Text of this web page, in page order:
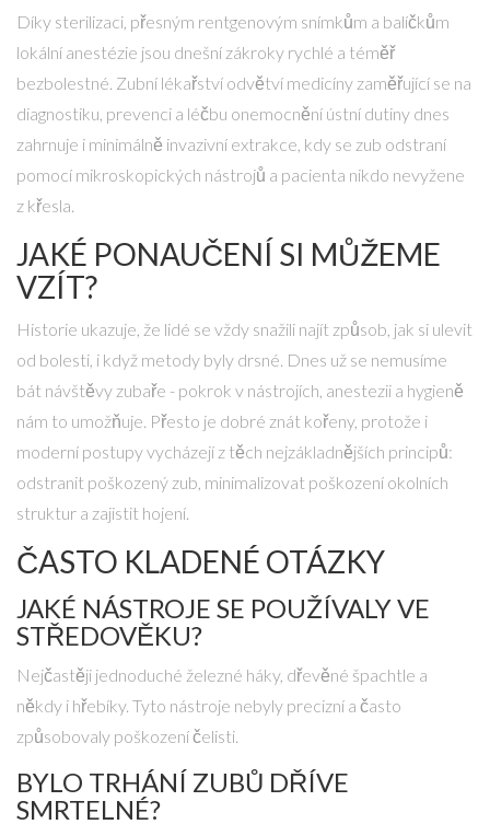
Díky sterilizaci, přesným rentgenovým snímkům a balíčkům
lokální anestézie jsou dnešní zákroky rychlé a téměř
bezbolestné. Zubní lékařství odvětví medicíny zaměřující se na
diagnostiku, prevenci a léčbu onemocnění ústní dutiny dnes
zahrnuje i minimálně invazivní extrakce, kdy se zub odstraní
pomocí mikroskopických nástrojů a pacienta nikdo nevyžene
z křesla.
JAKÉ PONAUČENÍ SI MŮŽEME
VZÍT?
Historie ukazuje, že lidé se vždy snažili najít způsob, jak si ulevit
od bolesti, i když metody byly drsné. Dnes už se nemusíme
bát návštěvy zubaře - pokrok v nástrojích, anestezii a hygieně
nám to umožňuje. Přesto je dobré znát kořeny, protože i
moderní postupy vycházejí z těch nejzákladnějších principů:
odstranit poškozený zub, minimalizovat poškození okolních
struktur a zajistit hojení.
ČASTO KLADENÉ OTÁZKY
JAKÉ NÁSTROJE SE POUŽÍVALY VE
STŘEDOVĚKU?
Nejčastěji jednoduché železné háky, dřevěné špachtle a
někdy i hřebíky. Tyto nástroje nebyly precizní a často
způsobovaly poškození čelisti.
BYLO TRHÁNÍ ZUBŮ DŘÍVE
SMRTELNÉ?